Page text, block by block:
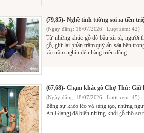
(79,85)- Nghề tinh tường soi ra tiền
(Ngày đăng: 18/07/2026 Lượt xem: 42)
Từ những khúc gỗ dó bầu xù xì, người
gỗ, giữ lại phần trầm quý ẩn sâu bên
vài trăm nghìn đến hàng triệu đồng...
(67,68)- Chạm khắc gỗ Chợ Thủ: Giữ
(Ngày đăng: 18/07/2026 Lượt xem: 45)
Bằng sự khéo léo và sáng tạo, những
An Giang) đã biến những khối gỗ thô sơ